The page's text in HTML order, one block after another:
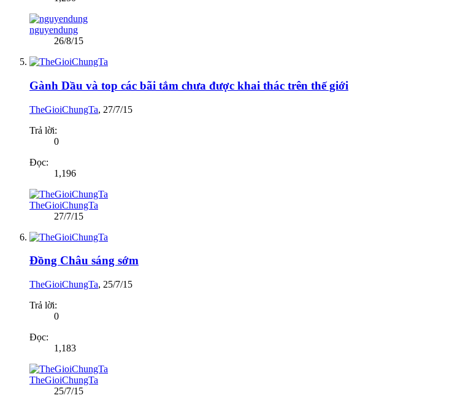
nguyendung
26/8/15
Gành Dầu và top các bãi tắm chưa được khai thác trên thế giới
TheGioiChungTa, 27/7/15
Trả lời:
0
Đọc:
1,196
TheGioiChungTa
27/7/15
Đồng Châu sáng sớm
TheGioiChungTa, 25/7/15
Trả lời:
0
Đọc:
1,183
TheGioiChungTa
25/7/15